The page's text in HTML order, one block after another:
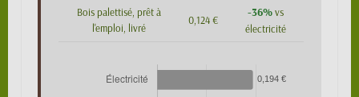
Bois palettisé, prêt à
l'emploi, livré
0,124 €
-36%vs
électricité